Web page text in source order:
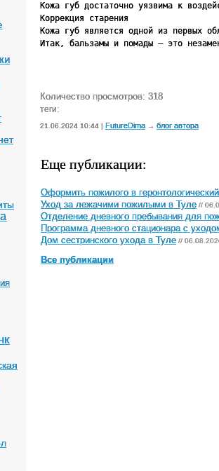
Кожа губ достаточно уязвима к
Коррекция старения
Кожа губ является одной из первых
Итак, бальзамы и помады – это
Количество просмотров: 318
теги:
21.06.2024 10:44 | FutureDima → блог автора
Еще публикации:
Оформить пожилого в
Уход за лежачими пожилыми в Туле //
Отделение дневного пребывания для
Программа дневного стационара с
Дом сестринского ухода в Туле //
Все публикации